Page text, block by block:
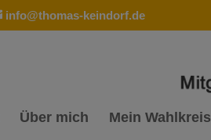
info@thomas-keindorf.de
Über mich Mein Wahlkreis